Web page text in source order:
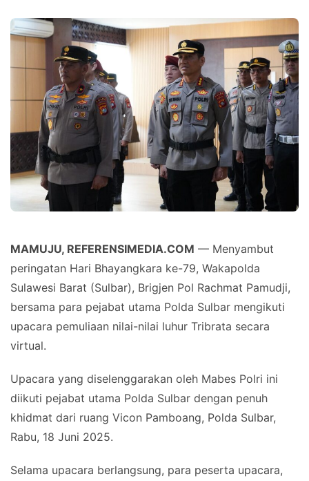
MAMUJU, REFERENSIMEDIA.COM — Menyambut
peringatan Hari Bhayangkara ke-79, Wakapolda
Sulawesi Barat (Sulbar), Brigjen Pol Rachmat Pamudji,
bersama para pejabat utama Polda Sulbar mengikuti
upacara pemuliaan nilai-nilai luhur Tribrata secara
virtual.
Upacara yang diselenggarakan oleh Mabes Polri ini
diikuti pejabat utama Polda Sulbar dengan penuh
khidmat dari ruang Vicon Pamboang, Polda Sulbar,
Rabu, 18 Juni 2025.
Selama upacara berlangsung, para peserta upacara,